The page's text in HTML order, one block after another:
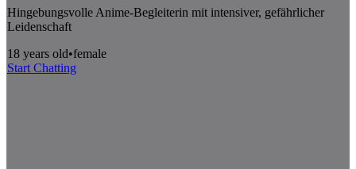
Hingebungsvolle Anime-Begleiterin mit intensiver, gefährlicher
Leidenschaft
18 years old•female
Start Chatting